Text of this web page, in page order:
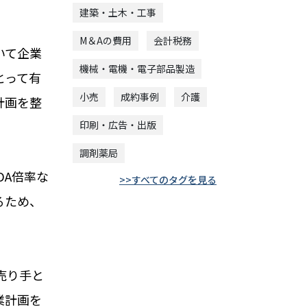
て企業
て有
画を整
倍率な
め、
り手と
画を
建築・土木・工事
M＆Aの費用 会計税務
機械・電機・電子部品製造
小売 成約事例 介護
印刷・広告・出版
調剤薬局
すべてのタグを見る